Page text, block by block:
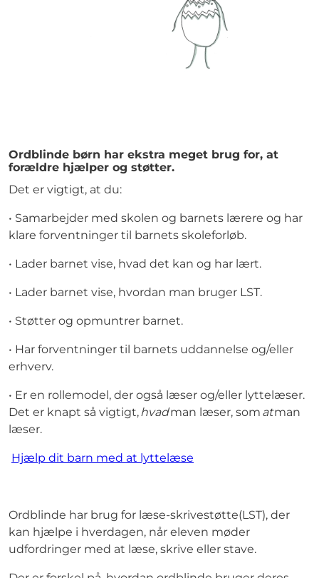
Ordblinde børn har ekstra meget brug for, at
forældre hjælper og støtter.
Det er vigtigt, at du:
• Samarbejder med skolen og barnets lærere og har
klare forventninger til barnets skoleforløb.
• Lader barnet vise, hvad det kan og har lært.
• Lader barnet vise, hvordan man bruger LST.
• Støtter og opmuntrer barnet.
• Har forventninger til barnets uddannelse og/eller
erhverv.
• Er en rollemodel, der også læser og/eller lyttelæser.
Det er knapt så vigtigt,hvadman læser, som atman
læser.
Hjælp dit barn med at lyttelæse
Ordblinde har brug for læse-skrivestøtte(LST), der
kan hjælpe i hverdagen, når eleven møder
udfordringer med at læse, skrive eller stave.